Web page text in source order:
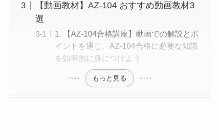
【動画教材】AZ-104 おすすめ動画教材3
選
1. 【AZ-104合格講座】動画での解説とポ
イントを通じ、AZ-104合格に必要な知識
を効率的に身につけよう
もっと見る